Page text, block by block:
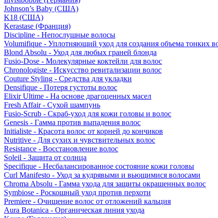
Johnson’s Baby (США)
K18 (США)
Kerastase (Франция)
Discipline - Непослушные волосы
Volumifique - Уплотняющий уход для создания объема тонких
Blond Absolu - Уход для любых граней блонда
Fusio-Dose - Молекулярные коктейли для волос
Chronologiste - Искусство ревитализации волос
Couture Styling - Средства для укладки
Densifique - Потеря густоты волос
Elixir Ultime - На основе драгоценных масел
Fresh Affair - Сухой шампунь
Fusio-Scrub - Скраб-уход для кожи головы и волос
Genesis - Гамма против выпадения волос
Initialiste - Красота волос от корней до кончиков
Nutritive - Для сухих и чувствительных волос
Resistance - Восстановление волос
Soleil - Защита от солнца
Specifique - Несбалансированное состояние кожи головы
Curl Manifesto - Уход за кудрявыми и вьющимися волосами
Chroma Absolu - Гамма ухода для защиты окрашенных волос
Symbiose - Роскошный уход против перхоти
Premiere - Очищение волос от отложений кальция
Aura Botanica - Органическая линия ухода